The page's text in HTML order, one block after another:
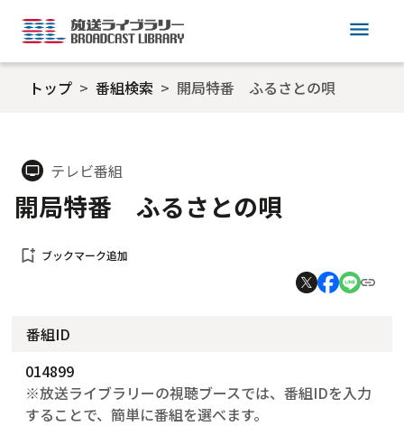
menu
トップ 番組検索 開局特番 ふるさとの唄
tv テレビ番組
開局特番 ふるさとの唄
bookmark_add ブックマーク追加
番組ID
014899
※放送ライブラリーの視聴ブースでは、番組IDを入力
することで、簡単に番組を選べます。